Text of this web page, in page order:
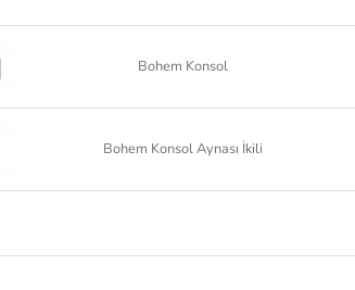
Bohem Konsol
Bohem Konsol Aynası İkili